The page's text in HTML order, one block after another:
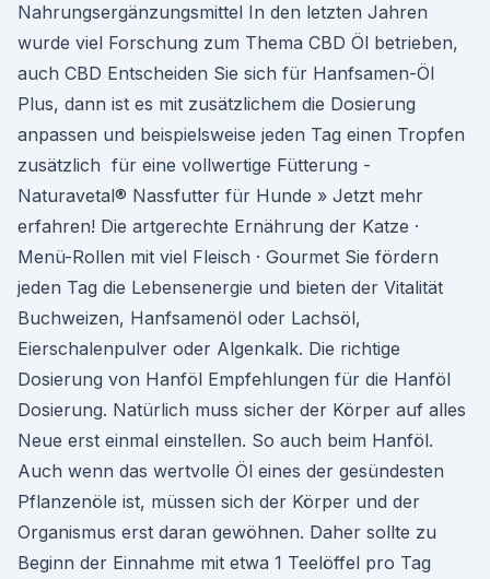
Nahrungsergänzungsmittel In den letzten Jahren
wurde viel Forschung zum Thema CBD Öl betrieben,
auch CBD Entscheiden Sie sich für Hanfsamen-Öl
Plus, dann ist es mit zusätzlichem die Dosierung
anpassen und beispielsweise jeden Tag einen Tropfen
zusätzlich für eine vollwertige Fütterung -
Naturavetal® Nassfutter für Hunde » Jetzt mehr
erfahren! Die artgerechte Ernährung der Katze ·
Menü-Rollen mit viel Fleisch · Gourmet Sie fördern
jeden Tag die Lebensenergie und bieten der Vitalität
Buchweizen, Hanfsamenöl oder Lachsöl,
Eierschalenpulver oder Algenkalk. Die richtige
Dosierung von Hanföl Empfehlungen für die Hanföl
Dosierung. Natürlich muss sicher der Körper auf alles
Neue erst einmal einstellen. So auch beim Hanföl.
Auch wenn das wertvolle Öl eines der gesündesten
Pflanzenöle ist, müssen sich der Körper und der
Organismus erst daran gewöhnen. Daher sollte zu
Beginn der Einnahme mit etwa 1 Teelöffel pro Tag